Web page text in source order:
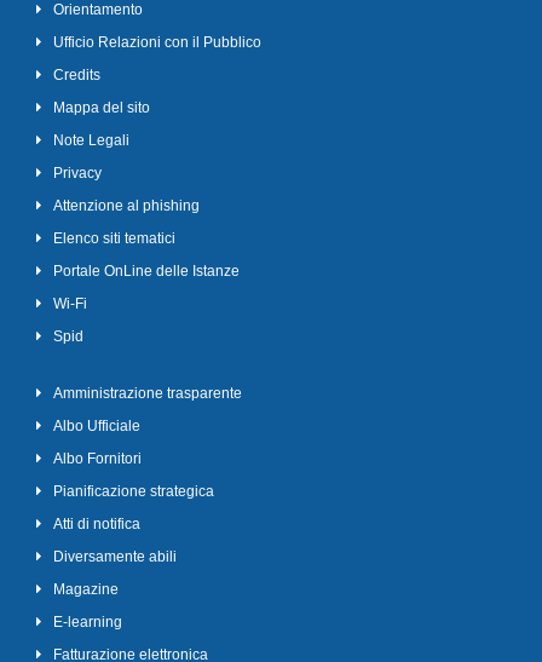
Orientamento
Ufficio Relazioni con il Pubblico
Credits
Mappa del sito
Note Legali
Privacy
Attenzione al phishing
Elenco siti tematici
Portale OnLine delle Istanze
Wi-Fi
Spid
Amministrazione trasparente
Albo Ufficiale
Albo Fornitori
Pianificazione strategica
Atti di notifica
Diversamente abili
Magazine
E-learning
Fatturazione elettronica